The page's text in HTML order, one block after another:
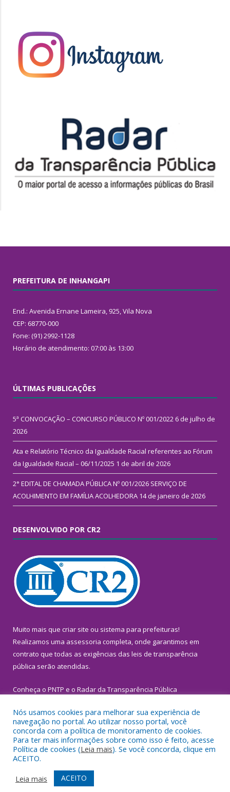
PREFEITURA DE INHANGAPI
End.: Avenida Ernane Lameira, 925, Vila Nova
CEP: 68770-000
Fone: (91) 2992-1128
Horário de atendimento: 07:00 às 13:00
ÚLTIMAS PUBLICAÇÕES
5ª CONVOCAÇÃO – CONCURSO PÚBLICO Nº 001/2022 6 de julho de
2026
Ata e Relatório Técnico da Igualdade Racial referentes ao Fórum
da Igualdade Racial – 06/11/2025 1 de abril de 2026
2° EDITAL DE CHAMADA PÚBLICA Nº 001/2026 SERVIÇO DE
ACOLHIMENTO EM FAMÍLIA ACOLHEDORA 14 de janeiro de 2026
DESENVOLVIDO POR CR2
Muito mais que criar site ou sistema para prefeituras!
Realizamos uma assessoria completa, onde garantimos em
contrato que todas as exigências das leis de transparência
pública serão atendidas.
Conheça o PNTP e o Radar da Transparência Pública
Todos os direitos reservados a Prefeitura Municipal de
Inhangapi.
Mapa do Site
Acessar Área Administrativa
Acessar Webmail
Nós usamos cookies para melhorar sua experiência de
navegação no portal. Ao utilizar nosso portal, você
concorda com a política de monitoramento de cookies.
Para ter mais informações sobre como isso é feito, acesse
Política de cookies (Leia mais). Se você concorda, clique em
ACEITO.
Leia mais
ACEITO